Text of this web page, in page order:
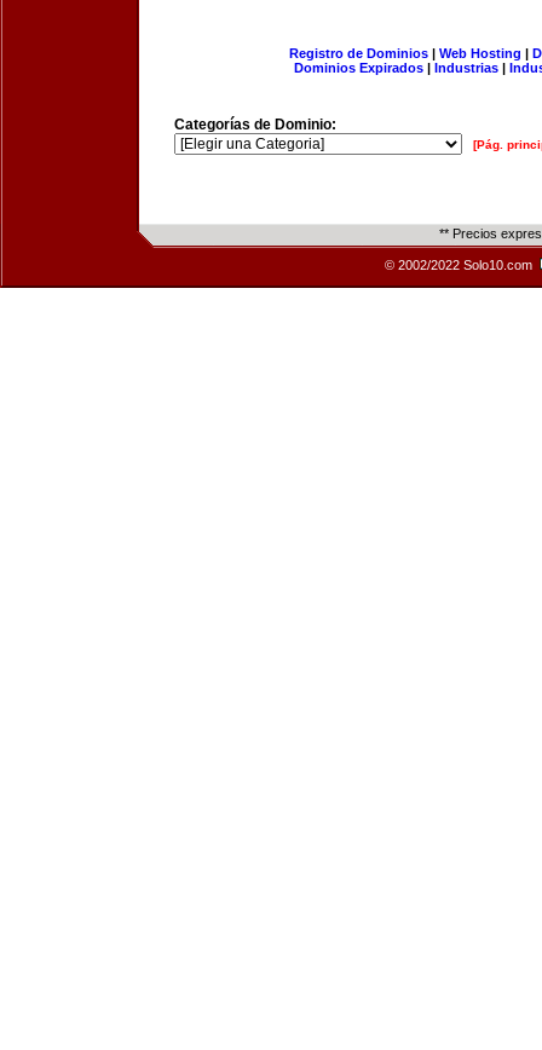
Registro de Dominios| Web Hosting |
Dominios Expirados | Industrias |
Categorías de Dominio:
[Pág.
** Precios
© 2002/2022 Solo10.com